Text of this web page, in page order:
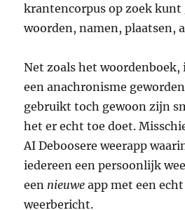
krantencorpus op zoek kunt
woorden, namen, plaatsen,
Net zoals het woordenboek,
een anachronisme
gebruikt toch gewoon zijn
het er echt toe doet.
AI Deboosere weerapp
iedereen een persoonlijk
een nieuwe app met een
weerbericht.